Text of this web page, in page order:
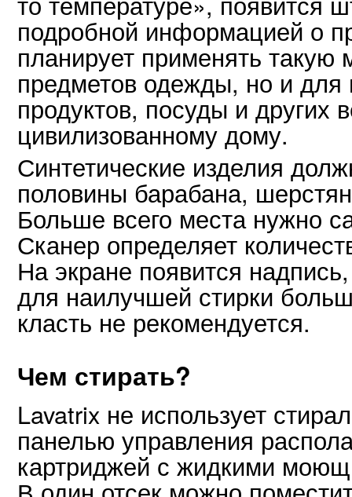
подробной информацией о
планирует применять такую
предметов одежды, но и для
продуктов, посуды и других
цивилизованному дому.
Синтетические изделия
половины барабана,
Больше всего места нужно
Сканер определяет
На экране появится
для наилучшей стирки
класть не рекомендуется.
Чем стирать?
Lavatrix не использует
панелью управления
картриджей с жидкими